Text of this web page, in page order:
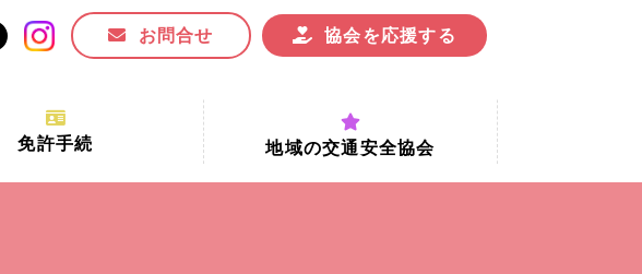
お問合せ 協会を応援する
免許手続
の対象者及び受付時間
地域の交通安全協会